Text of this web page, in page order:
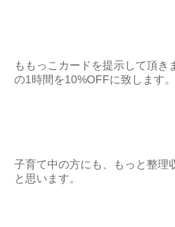
ももっこカードを提示して頂き
の1時間を10%OFFに致します。
子育て中の方にも、もっと整理
と思います。